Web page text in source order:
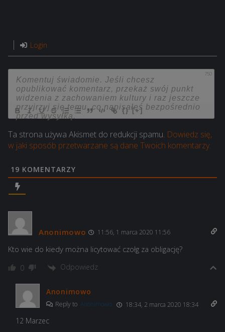
Login
750
{} [+]
Ta strona używa Akismet do redukcji spamu. Dowiedz się,
w jaki sposób przetwarzane są dane Twoich komentarzy.
19 KOMENTARZY
Anonimowo 11:56, 1 marca 2020 11:56
Kto wie do kiedy można licytować czołg za obligację?
0 Odpowiedz
Anonimowo
Reply to Anonimowo 18:34, 2 marca 2020 18:34
12 Marzec